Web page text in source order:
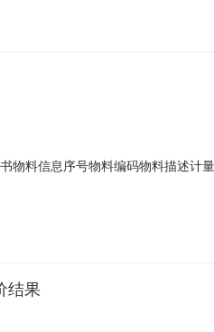
料信息序号物料编码物料描述计
）：包含在物料价格中报价有效
结果